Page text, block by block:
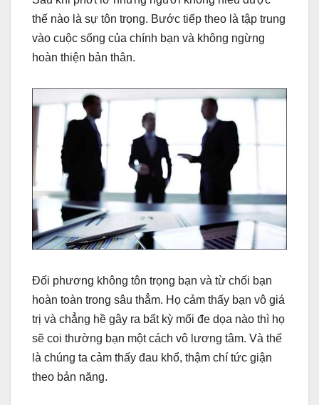
thế nào là sự tôn trọng. Bước tiếp theo là tập trung
vào cuộc sống của chính bạn và không ngừng
hoàn thiện bản thân.
Đối phương không tôn trọng bạn và từ chối bạn
hoàn toàn trong sâu thẳm. Họ cảm thấy bạn vô giá
trị và chẳng hề gây ra bất kỳ mối đe dọa nào thì họ
sẽ coi thường bạn một cách vô lương tâm. Và thế
là chúng ta cảm thấy đau khổ, thậm chí tức giận
theo bản năng.